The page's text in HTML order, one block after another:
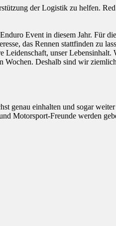
der Logistik zu helfen.
Event in diesem Jahr. Für
das Rennen stattfinden zu
unser Lebensinhalt.
Wochen. Deshalb sind wir
genau einhalten und sogar
Motorsport-Freunde werden